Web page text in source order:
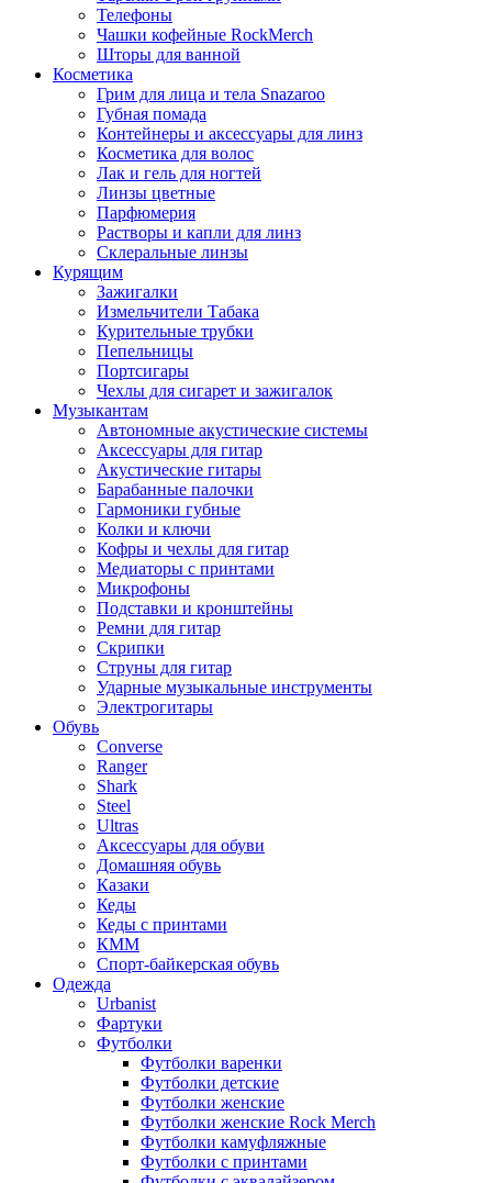
Телефоны
Чашки кофейные RockMerch
Шторы для ванной
Косметика
Грим для лица и тела Snazaroo
Губная помада
Контейнеры и аксессуары для линз
Косметика для волос
Лак и гель для ногтей
Линзы цветные
Парфюмерия
Растворы и капли для линз
Склеральные линзы
Курящим
Зажигалки
Измельчители Табака
Курительные трубки
Пепельницы
Портсигары
Чехлы для сигарет и зажигалок
Музыкантам
Автономные акустические системы
Аксессуары для гитар
Акустические гитары
Барабанные палочки
Гармоники губные
Колки и ключи
Кофры и чехлы для гитар
Медиаторы с принтами
Микрофоны
Подставки и кронштейны
Ремни для гитар
Скрипки
Струны для гитар
Ударные музыкальные инструменты
Электрогитары
Обувь
Converse
Ranger
Shark
Steel
Ultras
Аксессуары для обуви
Домашняя обувь
Казаки
Кеды
Кеды с принтами
КММ
Спорт-байкерская обувь
Одежда
Urbanist
Фартуки
Футболки
Футболки варенки
Футболки детские
Футболки женские
Футболки женские Rock Merch
Футболки камуфляжные
Футболки с принтами